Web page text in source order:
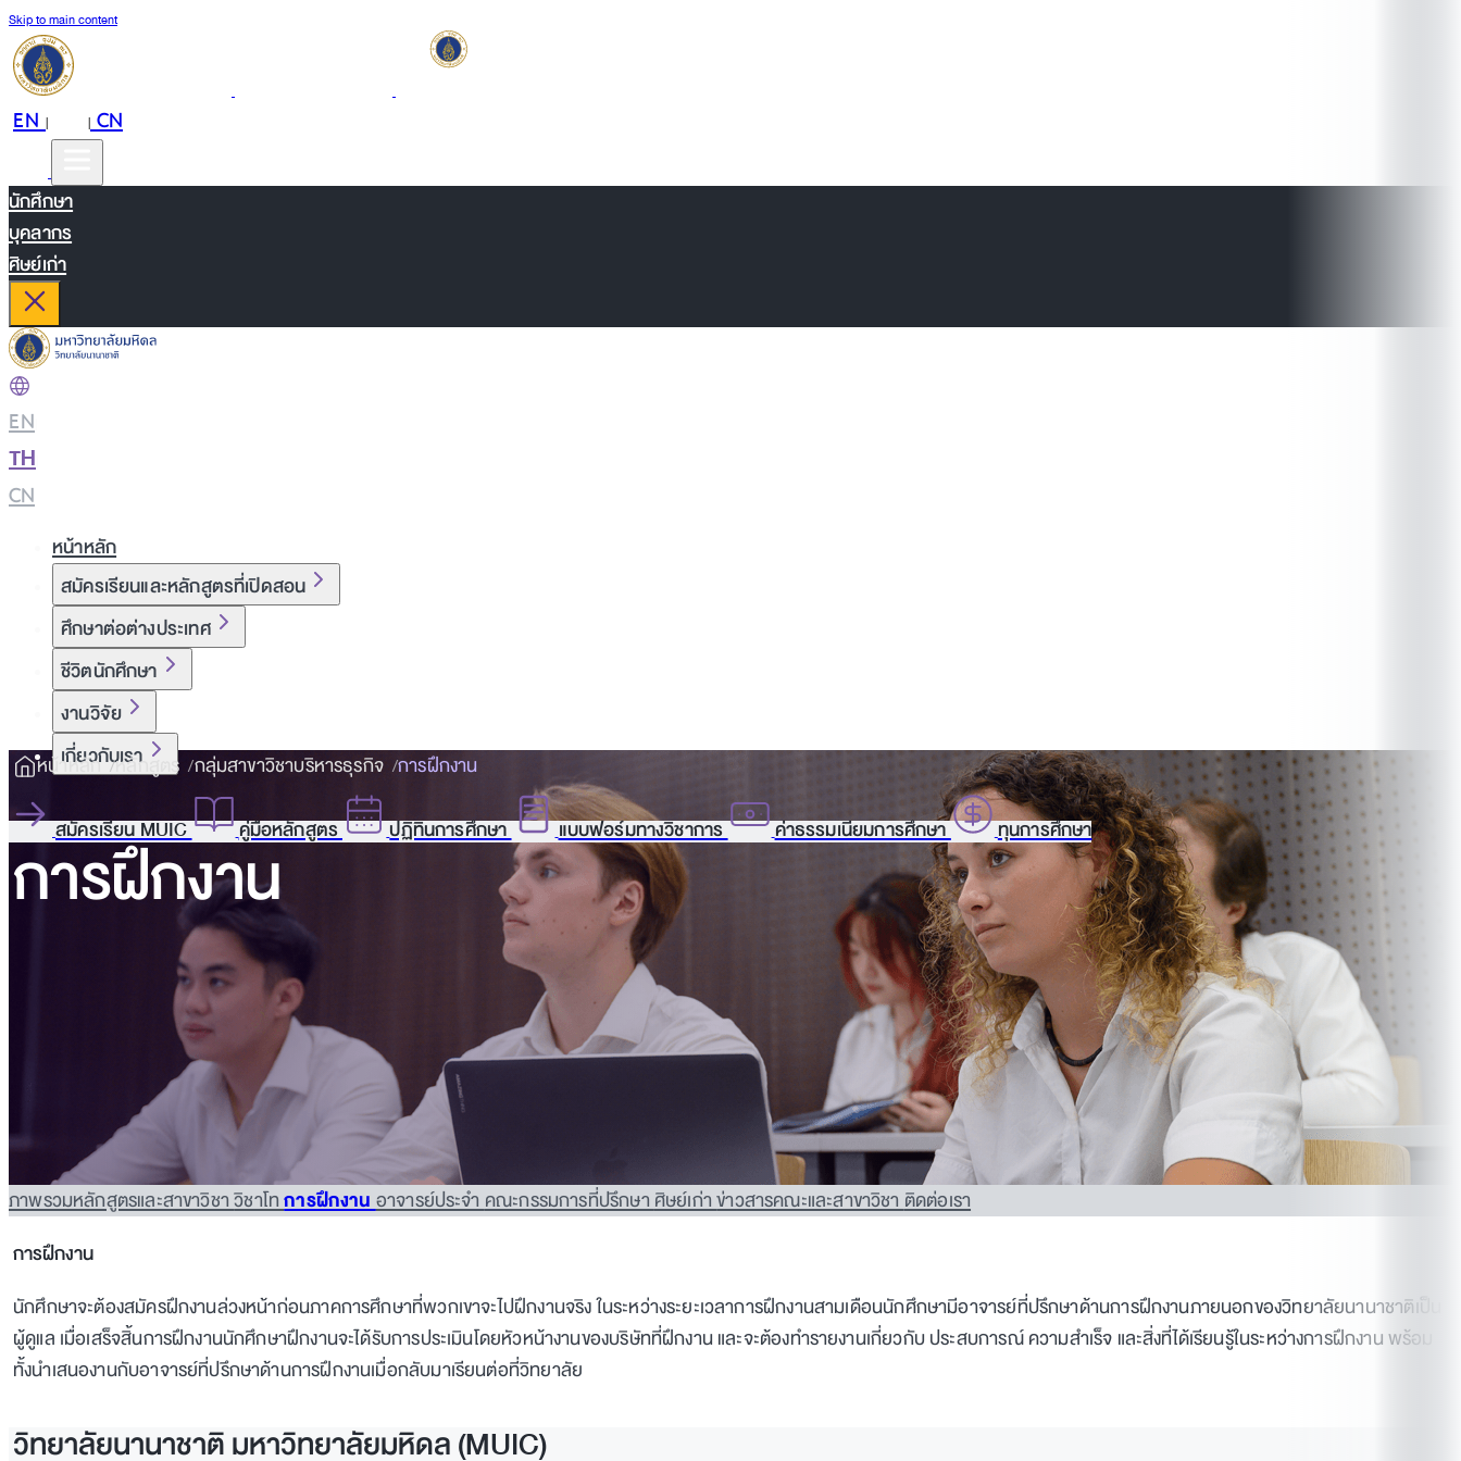
Skip to main content
EN| |CN
นักศึกษา
บุคลากร
ศิษย์เก่า
EN
TH
CN
หน้าหลัก
สมัครเรียนและหลักสูตรที่เปิดสอน
ศึกษาต่อต่างประเทศ
ชีวิตนักศึกษา
งานวิจัย
เกี่ยวกับเรา
สมัครเรียน MUIC คู่มือหลักสูตร ปฏิทินการศึกษา แบบฟอร์มทางวิชาการ ค่าธรรมเนียมการศึกษา ทุนการศึกษา
หน้าหลัก หลักสูตร กลุ่มสาขาวิชาบริหารธุรกิจ การฝึกงาน
การฝึกงาน
ภาพรวมหลักสูตรและสาขาวิชาวิชาโทการฝึกงานอาจารย์ประจำคณะกรรมการที่ปรึกษาศิษย์เก่าข่าวสารคณะและสาขาวิชาติดต่อเรา
การฝึกงาน
นักศึกษาจะต้องสมัครฝึกงานล่วงหน้าก่อนภาคการศึกษาที่พวกเขาจะไปฝึกงานจริง ในระหว่างระยะเวลาการฝึกงานสามเดือนนักศึกษามีอาจารย์ที่ปรึกษาด้านการฝึกงานภายนอกของวิทยาลัยนานาชาติเป็น
ผู้ดูแล เมื่อเสร็จสิ้นการฝึกงานนักศึกษาฝึกงานจะได้รับการประเมินโดยหัวหน้างานของบริษัทที่ฝึกงาน และจะต้องทำรายงานเกี่ยวกับ ประสบการณ์ ความสำเร็จ และสิ่งที่ได้เรียนรู้ในระหว่างการฝึกงาน พร้อม
ทั้งนำเสนองานกับอาจารย์ที่ปรึกษาด้านการฝึกงานเมื่อกลับมาเรียนต่อที่วิทยาลัย
วิทยาลัยนานาชาติ มหาวิทยาลัยมหิดล (MUIC)